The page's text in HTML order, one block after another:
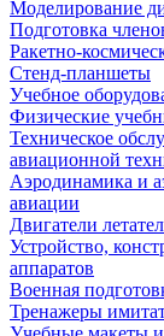
Моделирование
Подготовка
Ракетно-
Стенд-планшеты
Учебное
Физические
Техническое
авиационной
Аэродинамика и
авиации
Двигатели
Устройство,
аппаратов
Военная
Тренажеры